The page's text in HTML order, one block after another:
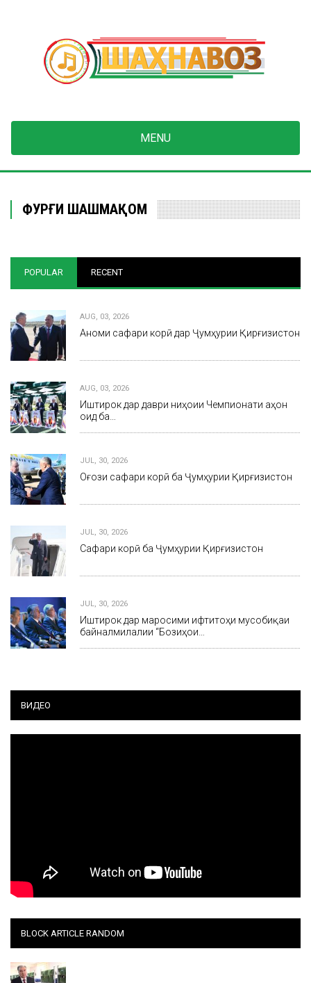
MENU
ФУРӮҒИ ШАШМАҚОМ
POPULAR RECENT
AUG, 03, 2026
Анҷоми сафари корӣ дар Ҷумҳурии Қирғизистон
AUG, 03, 2026
Иштирок дар даври ниҳоии Чемпионати ҷаҳон
оид ба…
JUL, 30, 2026
Оғози сафари корӣ ба Ҷумҳурии Қирғизистон
JUL, 30, 2026
Сафари корӣ ба Ҷумҳурии Қирғизистон
JUL, 30, 2026
Иштирок дар маросими ифтитоҳи мусобиқаи
байналмилалии “Бозиҳои…
ВИДЕО
BLOCK ARTICLE RANDOM